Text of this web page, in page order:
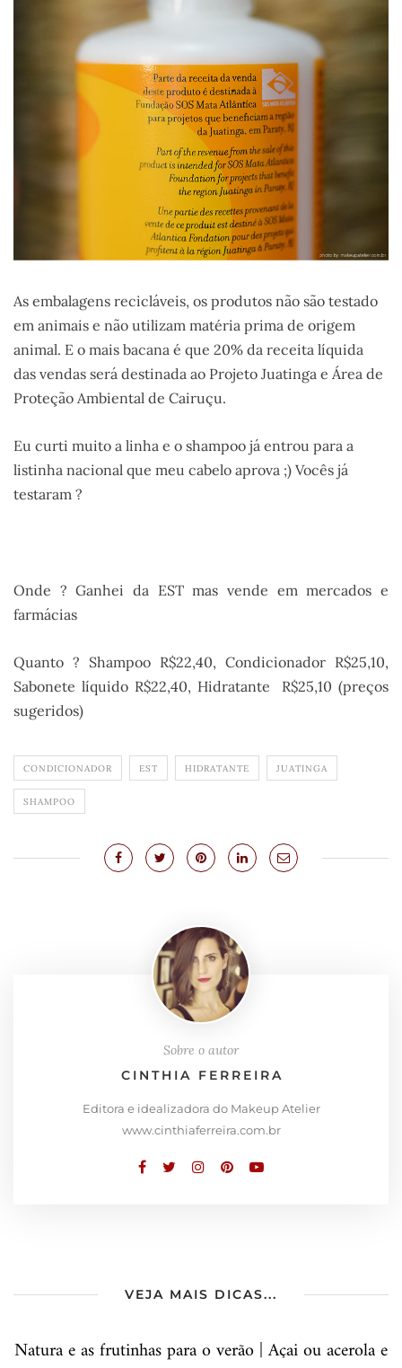
As embalagens recicláveis, os produtos não são testado
em animais e não utilizam matéria prima de origem
animal. E o mais bacana é que 20% da receita líquida
das vendas será destinada ao Projeto Juatinga e Área de
Proteção Ambiental de Cairuçu.
Eu curti muito a linha e o shampoo já entrou para a
listinha nacional que meu cabelo aprova ;) Vocês já
testaram ?
Onde ? Ganhei da EST mas vende em mercados e
farmácias
Quanto ? Shampoo R$22,40, Condicionador R$25,10,
Sabonete líquido R$22,40, Hidratante R$25,10 (preços
sugeridos)
CONDICIONADOR EST HIDRATANTE JUATINGA
SHAMPOO
Sobre o autor
CINTHIA FERREIRA
Editora e idealizadora do Makeup Atelier
www.cinthiaferreira.com.br
VEJA MAIS DICAS...
Natura e as frutinhas para o verão | Açai ou acerola e